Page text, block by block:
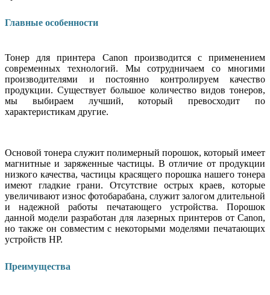
Главные особенности
Тонер для принтера Canon производится с применением
современных технологий. Мы сотрудничаем со многими
производителями и постоянно контролируем качество
продукции. Существует большое количество видов тонеров,
мы выбираем лучший, который превосходит по
характеристикам другие.
Основой тонера служит полимерный порошок, который имеет
магнитные и заряженные частицы. В отличие от продукции
низкого качества, частицы красящего порошка нашего тонера
имеют гладкие грани. Отсутствие острых краев, которые
увеличивают износ фотобарабана, служит залогом длительной
и надежной работы печатающего устройства. Порошок
данной модели разработан для лазерных принтеров от Canon,
но также он совместим с некоторыми моделями печатающих
устройств HP.
Преимущества